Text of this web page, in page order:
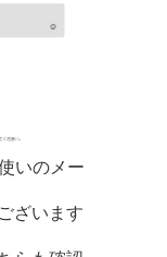
いのメー
ざいます